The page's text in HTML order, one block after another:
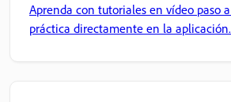
Aprenda con tutoriales en vídeo paso
práctica directamente en la aplicación.